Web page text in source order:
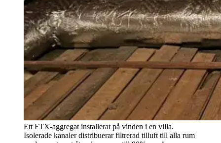
Ett FTX-aggregat installerat på vinden i en villa.
Isolerade kanaler distribuerar filtrerad tilluft till alla rum